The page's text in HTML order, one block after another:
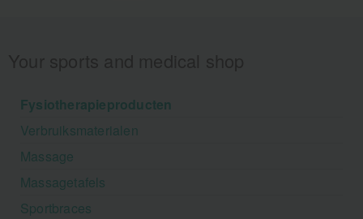
Fysiotherapieproducten
Verbruiksmaterialen
Massage
Massagetafels
Sportbraces